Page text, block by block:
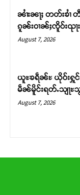
တႃႇႁႂ်ႈသဵင်ၵ
တ်ႇ တူဝ်ႈလုမ်ႈ
ဝ်ႇၽူ
ၼၢႆးၼႃႈ တတ်းၶ
ၵူၼ်းဝၢၼ်ႈၸိူဝ်းၺႃ
August 7, 2026
ယူႊၶရဵၼ်ႊ ယိုဝ်းႁူင်
မဵၼ်မိူင်းရတ်ႉသျႃႊ
August 7, 2026